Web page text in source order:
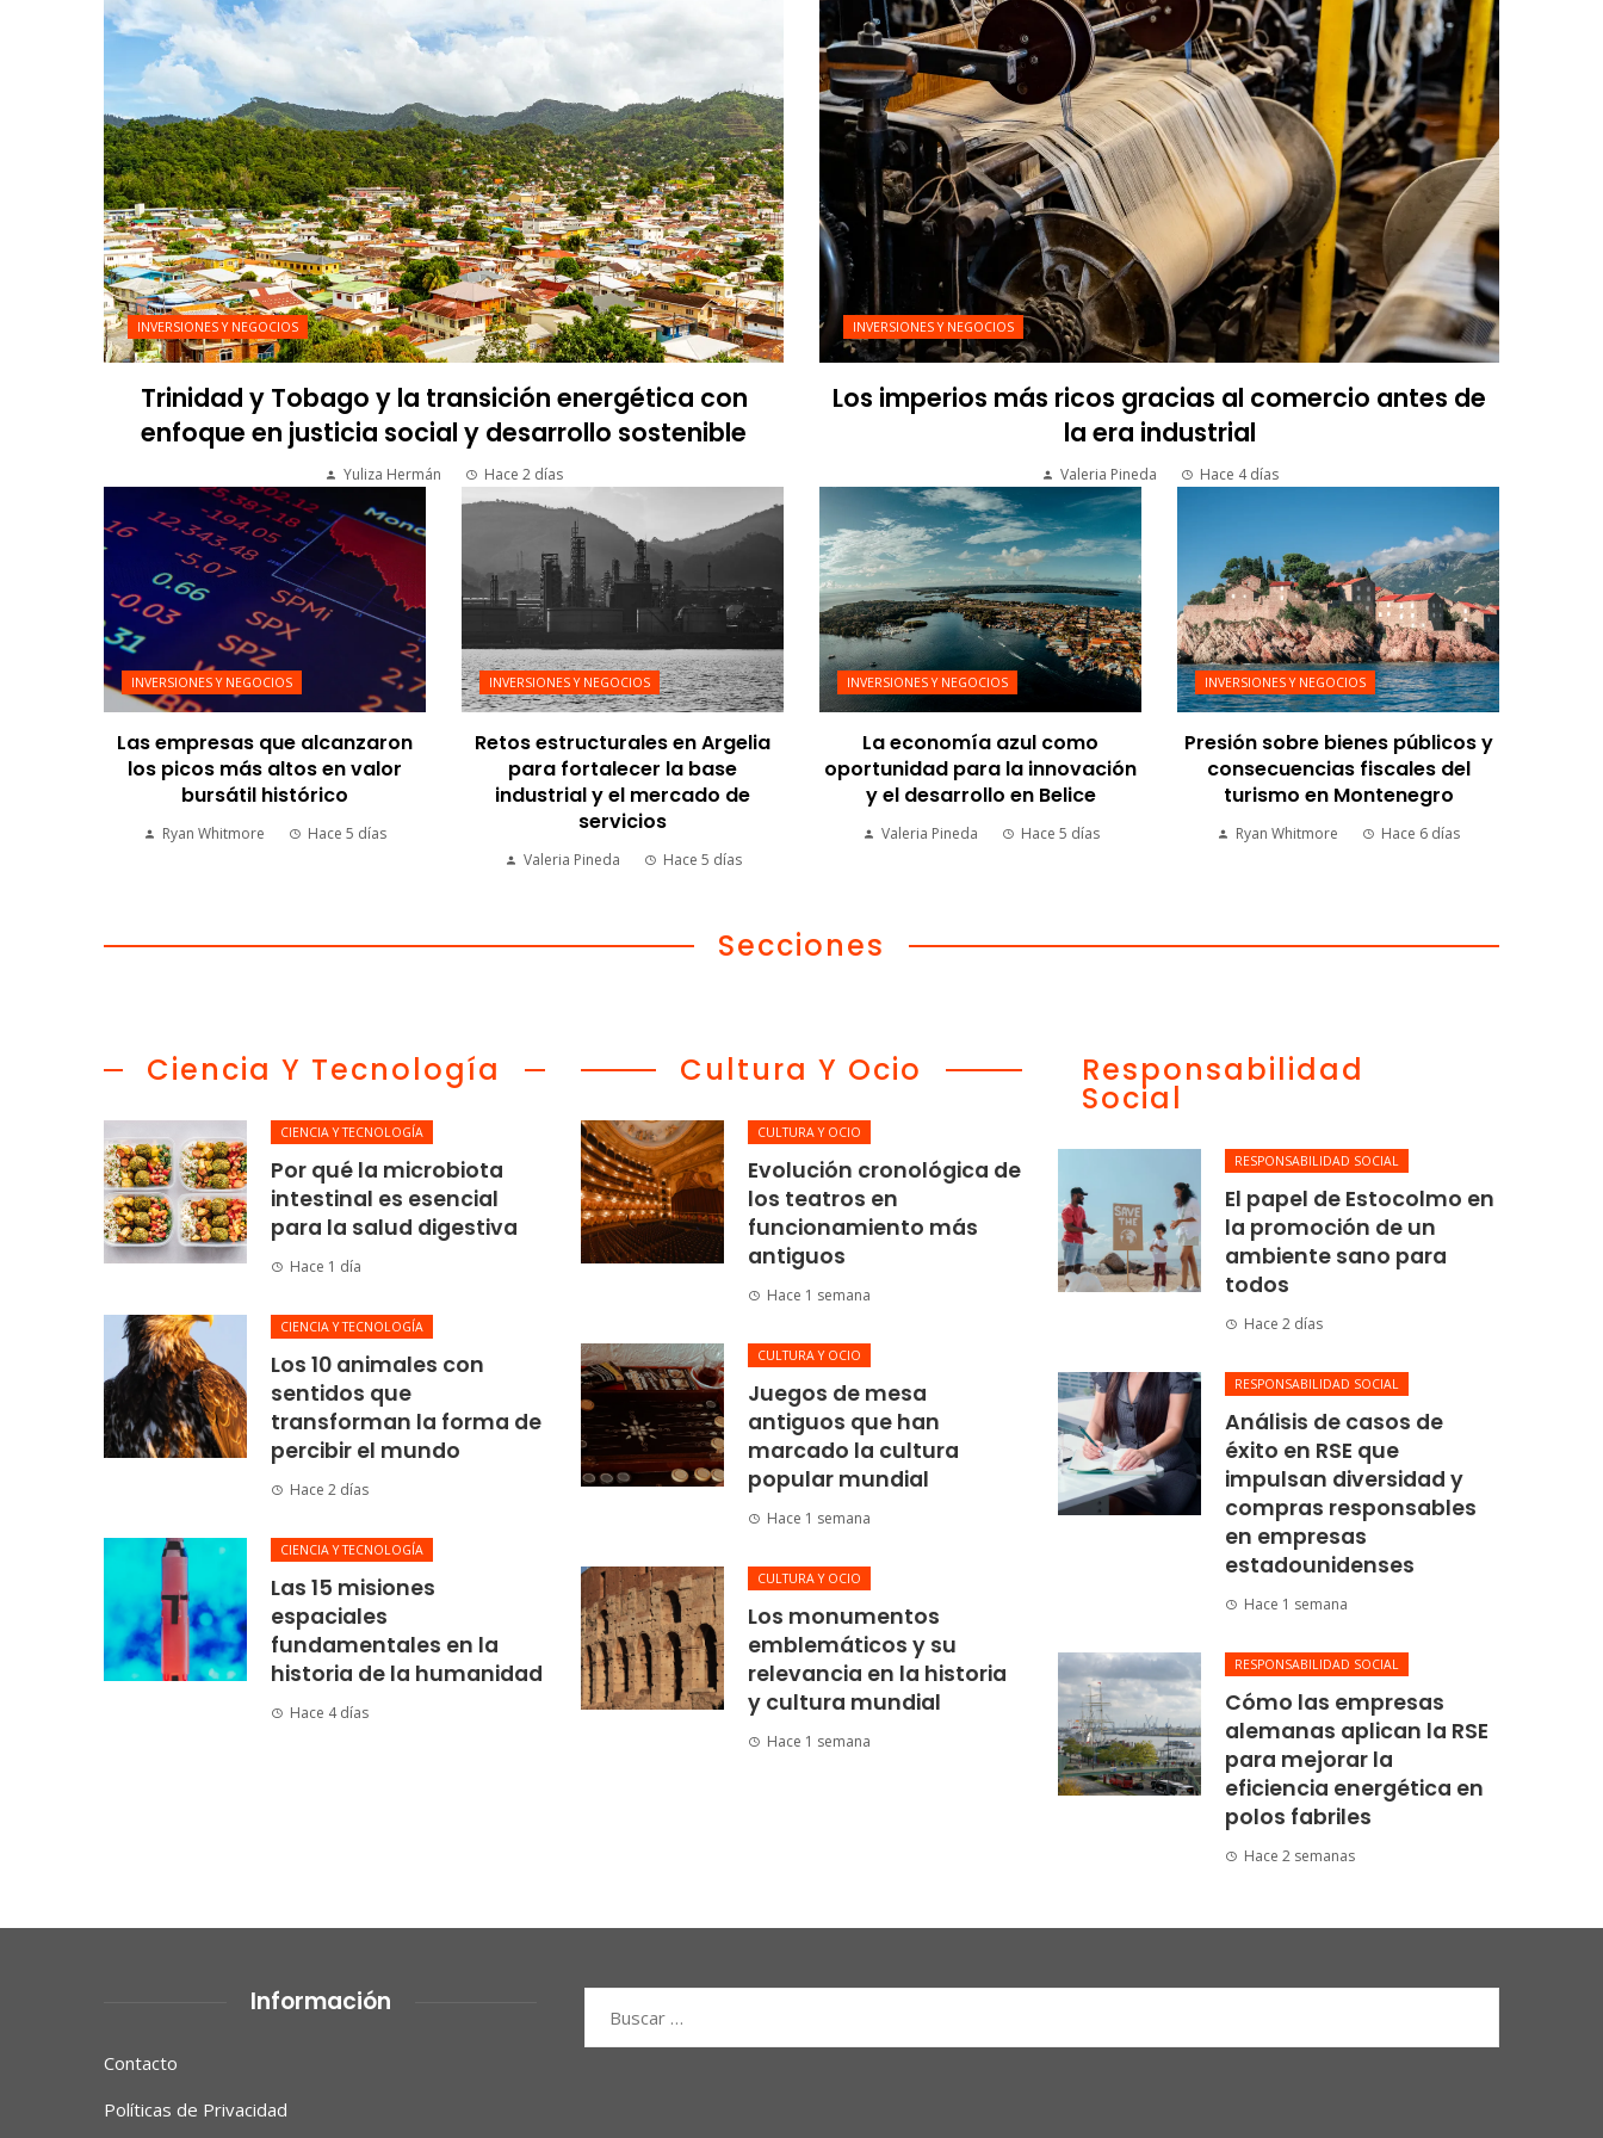
INVERSIONES Y NEGOCIOS
Trinidad y Tobago y la transición energética con
enfoque en justicia social y desarrollo sostenible
Yuliza Hermán Hace 2 días
INVERSIONES Y NEGOCIOS
Los imperios más ricos gracias al comercio antes de
la era industrial
Valeria Pineda Hace 4 días
INVERSIONES Y NEGOCIOS
Las empresas que alcanzaron
los picos más altos en valor
bursátil histórico
Ryan Whitmore Hace 5 días
INVERSIONES Y NEGOCIOS
Retos estructurales en Argelia
para fortalecer la base
industrial y el mercado de
servicios
Valeria Pineda Hace 5 días
INVERSIONES Y NEGOCIOS
La economía azul como
oportunidad para la innovación
y el desarrollo en Belice
Valeria Pineda Hace 5 días
INVERSIONES Y NEGOCIOS
Presión sobre bienes públicos y
consecuencias fiscales del
turismo en Montenegro
Ryan Whitmore Hace 6 días
Secciones
Ciencia Y Tecnología
CIENCIA Y TECNOLOGÍA
Por qué la microbiota
intestinal es esencial
para la salud digestiva
Hace 1 día
CIENCIA Y TECNOLOGÍA
Los 10 animales con
sentidos que
transforman la forma de
percibir el mundo
Hace 2 días
CIENCIA Y TECNOLOGÍA
Las 15 misiones
espaciales
fundamentales en la
historia de la humanidad
Hace 4 días
Cultura Y Ocio
CULTURA Y OCIO
Evolución cronológica de
los teatros en
funcionamiento más
antiguos
Hace 1 semana
CULTURA Y OCIO
Juegos de mesa
antiguos que han
marcado la cultura
popular mundial
Hace 1 semana
CULTURA Y OCIO
Los monumentos
emblemáticos y su
relevancia en la historia
y cultura mundial
Hace 1 semana
Responsabilidad
Social
RESPONSABILIDAD SOCIAL
El papel de Estocolmo en
la promoción de un
ambiente sano para
todos
Hace 2 días
RESPONSABILIDAD SOCIAL
Análisis de casos de
éxito en RSE que
impulsan diversidad y
compras responsables
en empresas
estadounidenses
Hace 1 semana
RESPONSABILIDAD SOCIAL
Cómo las empresas
alemanas aplican la RSE
para mejorar la
eficiencia energética en
polos fabriles
Hace 2 semanas
Información
Contacto
Políticas de Privacidad